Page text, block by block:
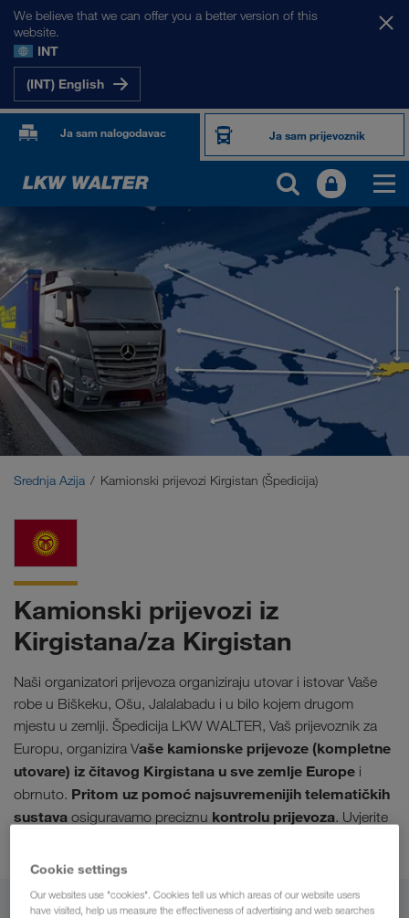
We believe that we can offer you a better version of this
website.
INT
(INT) English
Ja sam nalogodavac Ja sam prijevoznik
NAŠA TRŽIŠTA
Europa
Srednja Azija
Rusija
Bliski Istok
Srednja Azija Kamionski prijevozi Kirgistan (Špedicija)
Kamionski prijevozi iz
Kirgistana/za Kirgistan
Naši organizatori prijevoza organiziraju utovar i istovar Vaše
robe u Biškeku, Ošu, Jalalabadu i u bilo kojem drugom
mjestu u zemlji. Špedicija LKW WALTER, Vaš prijevoznik za
Europu, organizira Vaše kamionske prijevoze (kompletne
utovare) iz čitavog Kirgistana u sve zemlje Europe i
obrnuto. Pritom uz pomoć najsuvremenijih telematičkih
sustava osiguravamo preciznu kontrolu prijevoza. Uvjerite
Cookie settings
Our websites use "cookies". Cookies tell us which areas of our website users
have visited, help us measure the effectiveness of advertising and web searches